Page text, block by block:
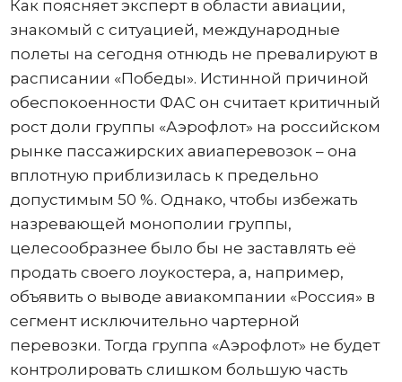
Как поясняет эксперт в области авиации,
знакомый с ситуацией, международные
полеты на сегодня отнюдь не превалируют в
расписании «Победы». Истинной причиной
обеспокоенности ФАС он считает критичный
рост доли группы «Аэрофлот» на российском
рынке пассажирских авиаперевозок – она
вплотную приблизилась к предельно
допустимым 50 %. Однако, чтобы избежать
назревающей монополии группы,
целесообразнее было бы не заставлять её
продать своего лоукостера, а, например,
объявить о выводе авиакомпании «Россия» в
сегмент исключительно чартерной
перевозки. Тогда группа «Аэрофлот» не будет
контролировать слишком большую часть